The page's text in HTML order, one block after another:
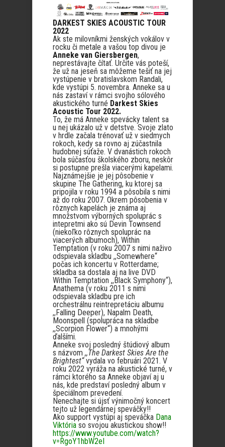
DARKEST SKIES ACOUSTIC TOUR
2022
Ak ste milovníkmi ženských vokálov v
rocku či metale a vašou top divou je
Anneke van Giersbergen,
neprestávajte čítať. Určite vás poteší,
že už na jeseň sa môžeme tešiť na jej
vystúpenie v bratislavskom Randali,
kde vystúpi 5. novembra. Anneke sa u
nás zastaví v rámci svojho sólového
akustického turné Darkest Skies
Acoustic Tour 2022.
To, že má Anneke spevácky talent sa
u nej ukázalo už v detstve. Svoje zlato
v hrdle začala trénovať už v siedmych
rokoch, kedy sa rovno aj zúčastnila
hudobnej súťaže. V dvanástich rokoch
bola súčasťou školského zboru, neskôr
si postupne prešla viacerými kapelami.
Najznámejšie je jej pôsobenie v
skupine The Gathering, ku ktorej sa
pripojila v roku 1994 a pôsobila s nimi
až do roku 2007. Okrem pôsobenia v
rôznych kapelách je známa aj
množstvom výborných spoluprác s
intepretmi ako sú Devin Townsend
(niekoľko rôznych spoluprác na
viacerých albumoch), Within
Temptation (v roku 2007 s nimi naživo
odspievala skladbu ,,Somewhere“
počas ich koncertu v Rotterdame;
skladba sa dostala aj na live DVD
Within Temptation ,,Black Symphony“),
Anathema (v roku 2011 s nimi
odspievala skladbu pre ich
orchestrálnu reintrepretáciu albumu
,,Falling Deeper), Napalm Death,
Moonspell (spolupráca na skladbe
,,Scorpion Flower“) a mnohými
ďalšími.
Anneke svoj posledný štúdiový album
s názvom ,,The Darkest Skies Are the
Brightest“vydala vo februári 2021. V
roku 2022 vyráža na akustické turné, v
rámci ktorého sa Anneke objaví aj u
nás, kde predstaví posledný album v
špeciálnom prevedení.
Nenechajte si újsť výnimočný koncert
tejto už legendárnej speváčky!!
Ako support vystúpi aj speváčka Dana
Viktória so svojou akustickou show!!
https://www.youtube.com/watch?
v=RgoY1hbW2eI